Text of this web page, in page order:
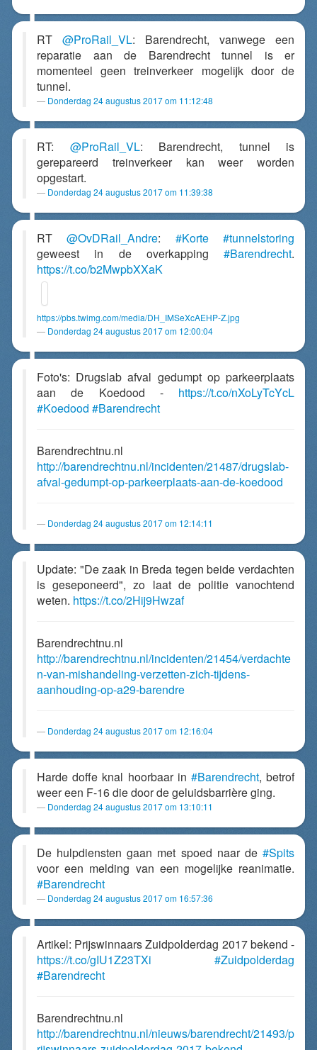
RT @ProRail_VL: Barendrecht, vanwege een
reparatie aan de Barendrecht tunnel is er
momenteel geen treinverkeer mogelijk door de
tunnel.
Donderdag 24 augustus 2017 om 11:12:48
RT: @ProRail_VL: Barendrecht, tunnel is
gerepareerd treinverkeer kan weer worden
opgestart.
Donderdag 24 augustus 2017 om 11:39:38
RT@OvDRail_Andre: #Korte
#tunnelstoring
geweest in de overkapping #Barendrecht.
https://t.co/b2MwpbXXaK
https://pbs.twimg.com/media/DH_IMSeXcAEHP-Z.jpg
Donderdag 24 augustus 2017 om 12:00:04
Foto's: Drugslab afval gedumpt op parkeerplaats
aan de Koedood - https://t.co/nXoLyTcYcL
#Koedood #Barendrecht
Barendrechtnu.nl
http://barendrechtnu.nl/incidenten/21487/drugslab-
afval-gedumpt-op-parkeerplaats-aan-de-koedood
Donderdag 24 augustus 2017 om 12:14:11
Update: "De zaak in Breda tegen beide verdachten
is geseponeerd", zo laat de politie vanochtend
weten. https://t.co/2Hij9Hwzaf
Barendrechtnu.nl
http://barendrechtnu.nl/incidenten/21454/verdachte
n-van-mishandeling-verzetten-zich-tijdens-
aanhouding-op-a29-barendre
Donderdag 24 augustus 2017 om 12:16:04
Harde doffe knal hoorbaar in #Barendrecht, betrof
weer een F-16 die door de geluidsbarrière ging.
Donderdag 24 augustus 2017 om 13:10:11
De hulpdiensten gaan met spoed naar de #Spits
voor een melding van een mogelijke reanimatie.
#Barendrecht
Donderdag 24 augustus 2017 om 16:57:36
Artikel: Prijswinnaars Zuidpolderdag 2017 bekend -
https://t.co/gIU1Z23TXi
#Zuidpolderdag
#Barendrecht
Barendrechtnu.nl
http://barendrechtnu.nl/nieuws/barendrecht/21493/p